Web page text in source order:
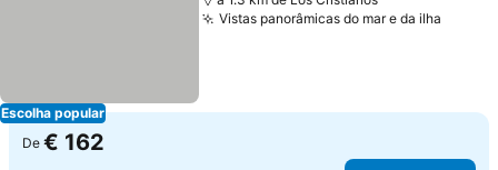
Escolha popular
Vistas panorâmicas do mar e da ilha
De € 162